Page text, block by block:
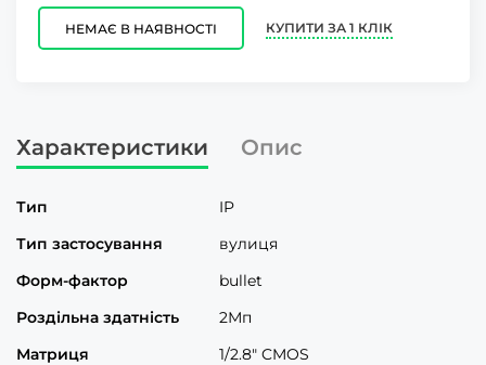
НЕМАЄ В НАЯВНОСТІ КУПИТИ ЗА 1 КЛІК
Характеристики Опис
Тип
IP
Тип застосування
вулиця
Форм-фактор
bullet
Роздільна здатність
2Мп
Матриця
1/2.8" CMOS